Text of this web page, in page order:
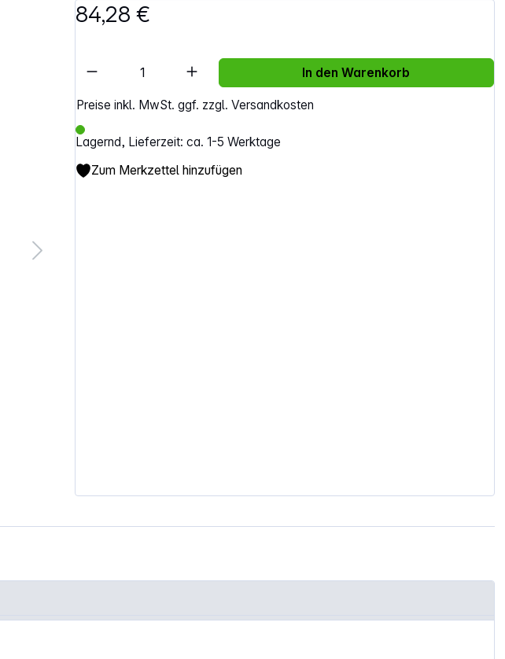
84,28 €
Preise inkl. MwSt. ggf. zzgl. Versandkosten
Lagernd, Lieferzeit: ca. 1-5 Werktage
Artikel Anzahl: Gib den gewünschten Wert ein
In den Warenkorb
Zum Merkzettel hinzufügen